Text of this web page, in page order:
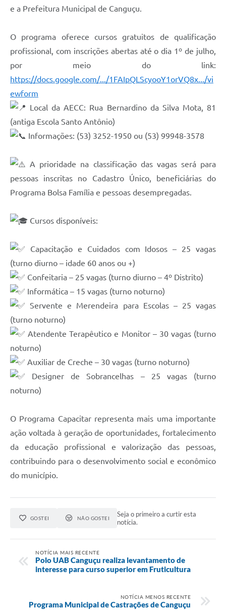
e a Prefeitura Municipal de Canguçu.
O programa oferece cursos gratuitos de qualificação
profissional, com inscrições abertas até o dia 1º de julho,
por meio do link:
https://docs.google.com/.../1FAIpQLScyooY1orVQ8x.../vi
ewform
Local da AECC: Rua Bernardino da Silva Mota, 81
(antiga Escola Santo Antônio)
Informações: (53) 3252-1950 ou (53) 99948-3578
A prioridade na classificação das vagas será para
pessoas inscritas no Cadastro Único, beneficiárias do
Programa Bolsa Família e pessoas desempregadas.
Cursos disponíveis:
Capacitação e Cuidados com Idosos – 25 vagas
(turno diurno – idade 60 anos ou +)
Confeitaria – 25 vagas (turno diurno – 4º Distrito)
Informática – 15 vagas (turno noturno)
Servente e Merendeira para Escolas – 25 vagas
(turno noturno)
Atendente Terapêutico e Monitor – 30 vagas (turno
noturno)
Auxiliar de Creche – 30 vagas (turno noturno)
Designer de Sobrancelhas – 25 vagas (turno
noturno)
O Programa Capacitar representa mais uma importante
ação voltada à geração de oportunidades, fortalecimento
da educação profissional e valorização das pessoas,
contribuindo para o desenvolvimento social e econômico
do município.
GOSTEI NÃO GOSTEI
Seja o primeiro a curtir esta
notícia.
NOTÍCIA MAIS RECENTE
Polo UAB Canguçu realiza levantamento de
interesse para curso superior em Fruticultura
NOTÍCIA MENOS RECENTE
Programa Municipal de Castrações de Canguçu